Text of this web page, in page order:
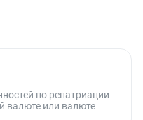
по репатриации
валюте или валюте